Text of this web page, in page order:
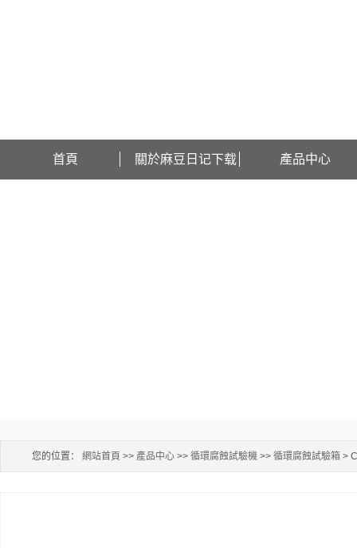
首頁 關於麻豆日记下载 產品中心
您的位置： 網站首頁 >> 產品中心 >> 循環腐蝕試驗機 >> 循環腐蝕試驗箱 >